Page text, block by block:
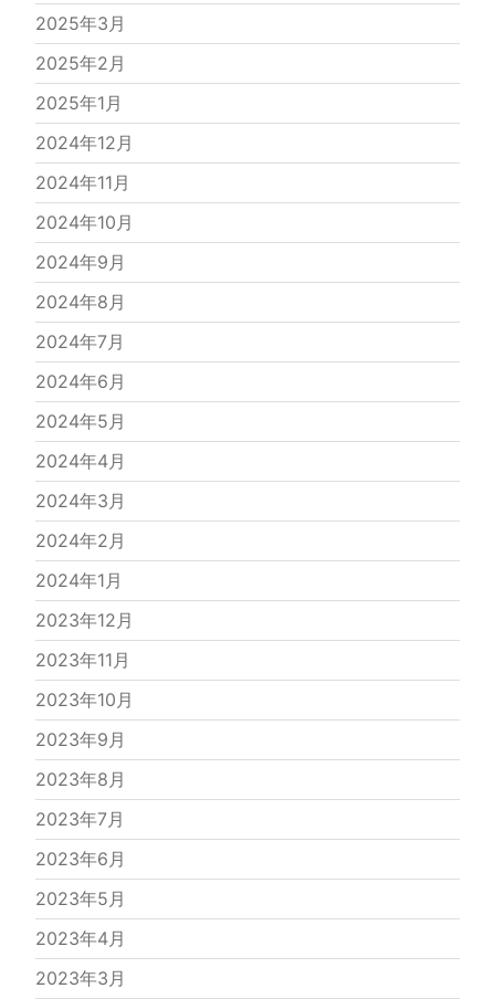
2025年3月
2025年2月
2025年1月
2024年12月
2024年11月
2024年10月
2024年9月
2024年8月
2024年7月
2024年6月
2024年5月
2024年4月
2024年3月
2024年2月
2024年1月
2023年12月
2023年11月
2023年10月
2023年9月
2023年8月
2023年7月
2023年6月
2023年5月
2023年4月
2023年3月